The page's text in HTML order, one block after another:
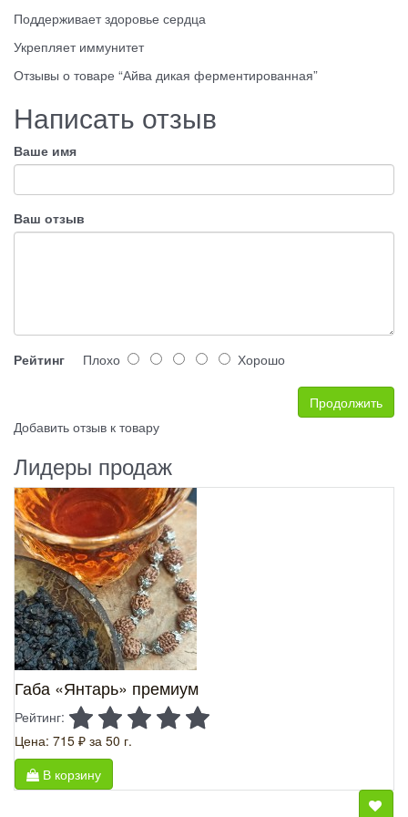
Поддерживает здоровье сердца
Укрепляет иммунитет
Отзывы о товаре “Айва дикая ферментированная”
Написать отзыв
Ваше имя
Ваш отзыв
Рейтинг Плохо Хорошо
Продолжить
Добавить отзыв к товару
Лидеры продаж
Габа «Янтарь» премиум
Рейтинг:
Цена: 715 ₽ за 50 г.
В корзину